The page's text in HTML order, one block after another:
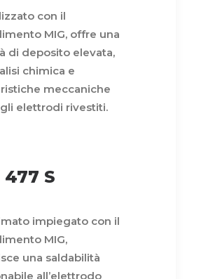
con il
MIG, offre una
di deposito elevata,
chimica e
meccaniche
elettrodi rivestiti.
477 S
impiegato con il
MIG,
una saldabilità
all’elettrodo